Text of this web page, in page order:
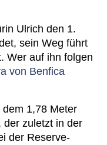
Ulrich den 1.
sein Weg führt
Wer auf ihn folgen
von Benfica
1,78 Meter
der zuletzt in der
der Reserve-